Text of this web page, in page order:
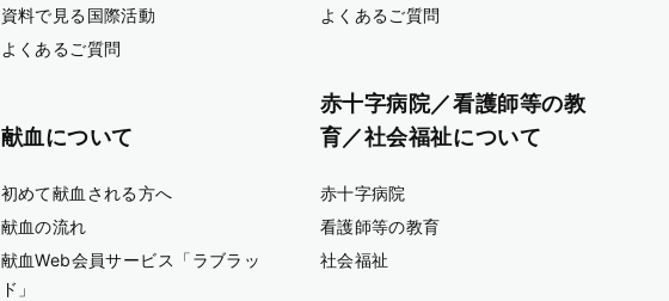
資料で見る国際活動
よくあるご質問
献血について
初めて献血される方へ
献血の流れ
献血Web会員サービス「ラブラッ
ド」
よくあるご質問
赤十字病院／看護師等の教
育／社会福祉について
赤十字病院
看護師等の教育
社会福祉